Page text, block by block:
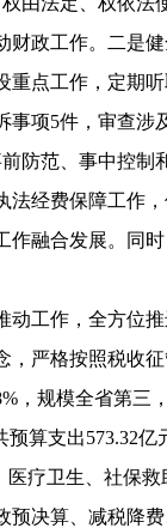
财政工作。二是
重点工作，定期
项5件，审查涉
防范、事中控制
经费保障工作
作融合发展。同
动工作，全方位
，严格按照税收
，规模全省第三
算支出573.32亿
医疗卫生、社保
预决算、减税降